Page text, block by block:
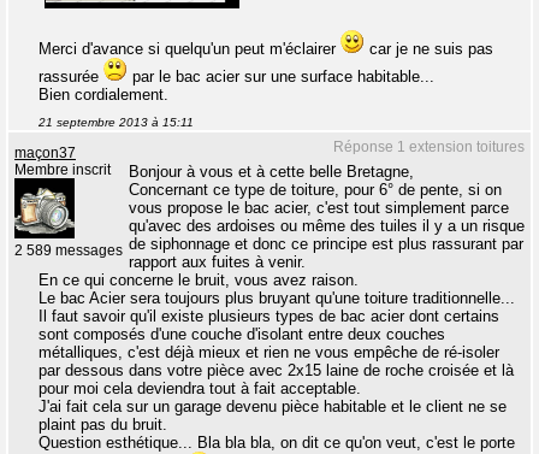
Merci d'avance si quelqu'un peut m'éclairer
car je ne suis pas
rassurée
par le bac acier sur une surface habitable...
Bien cordialement.
21 septembre 2013 à 15:11
Réponse 1 extension toitures
maçon37
Membre inscrit
2 589 messages
Bonjour à vous et à cette belle Bretagne,
Concernant ce type de toiture, pour 6° de pente, si on
vous propose le bac acier, c'est tout simplement parce
qu'avec des ardoises ou même des tuiles il y a un risque
de siphonnage et donc ce principe est plus rassurant par
rapport aux fuites à venir.
En ce qui concerne le bruit, vous avez raison.
Le bac Acier sera toujours plus bruyant qu'une toiture traditionnelle...
Il faut savoir qu'il existe plusieurs types de bac acier dont certains
sont composés d'une couche d'isolant entre deux couches
métalliques, c'est déjà mieux et rien ne vous empêche de ré-isoler
par dessous dans votre pièce avec 2x15 laine de roche croisée et là
pour moi cela deviendra tout à fait acceptable.
J'ai fait cela sur un garage devenu pièce habitable et le client ne se
plaint pas du bruit.
Question esthétique... Bla bla bla, on dit ce qu'on veut, c'est le porte